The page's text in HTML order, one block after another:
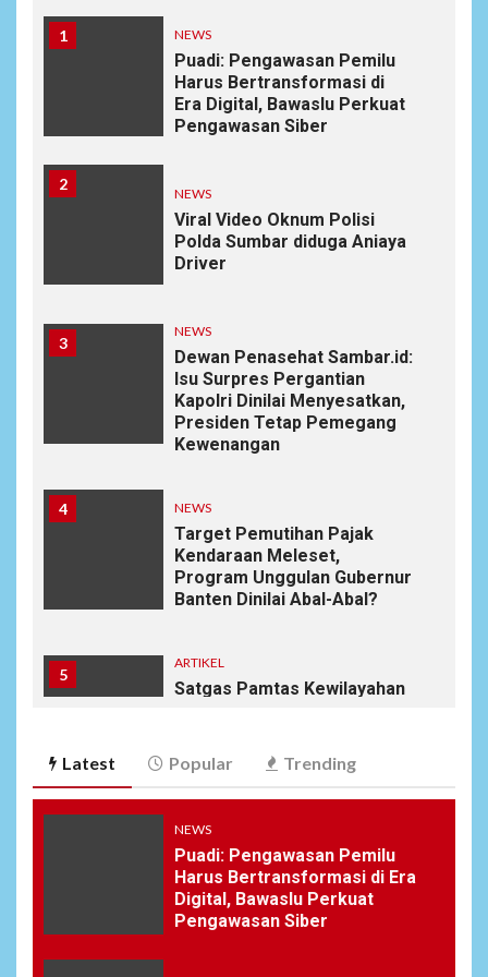
1 NEWS
Puadi: Pengawasan Pemilu
Harus Bertransformasi di
Era Digital, Bawaslu Perkuat
Pengawasan Siber
2
NEWS
Viral Video Oknum Polisi
Polda Sumbar diduga Aniaya
Driver
3
NEWS
Dewan Penasehat Sambar.id:
Isu Surpres Pergantian
Kapolri Dinilai Menyesatkan,
Presiden Tetap Pemegang
Kewenangan
4 NEWS
Target Pemutihan Pajak
Kendaraan Meleset,
Program Unggulan Gubernur
Banten Dinilai Abal-Abal?
5
ARTIKEL
Satgas Pamtas Kewilayahan
Tenaga Pendidik di Sekolah
SD Negeri Gunung Susu
NEWS
Soal Dugaan Tenaga Ahli
Fiktif, KPK Diminta
Tongkrongi Pemprov
Banten
Latest Popular Trending
NEWS
Puadi: Pengawasan Pemilu
Harus Bertransformasi di Era
Digital, Bawaslu Perkuat
Pengawasan Siber